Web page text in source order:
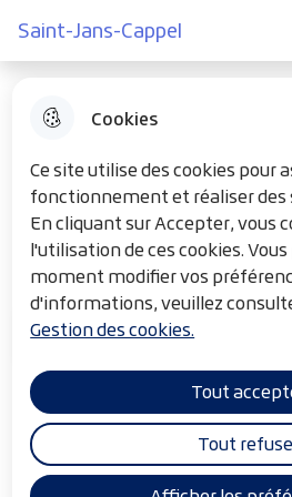
Cookies
Ce site utilise des cookies pour
fonctionnement et réaliser
En cliquant sur Accepter, vous
l'utilisation de ces cookies.
moment modifier vos
d'informations, veuillez
Gestion des cookies.
Tout
Tout
Aller
au
menu
Aller à la
recherche
Saint-Jans-Cappel
Saint-Jans-Cappel
Nos Webcams
F
d
A
Accueil TOURISME ET LOISIRS
Sommaire
Le Village